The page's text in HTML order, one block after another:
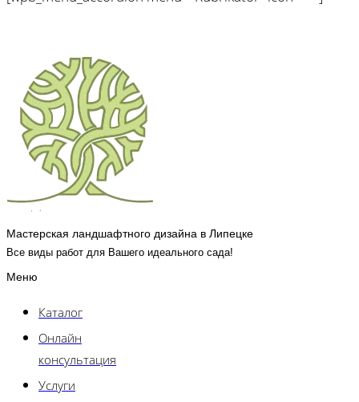
Мастерская ландшафтного дизайна в Липецке
Все виды работ для Вашего идеального сада!
Меню
Каталог
Онлайн
консультация
Услуги